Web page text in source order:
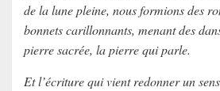
de la lune pleine, nous formions des
bonnets carillonnants, menant des
pierre sacrée, la pierre qui parle.
Et l’écriture qui vient redonner un